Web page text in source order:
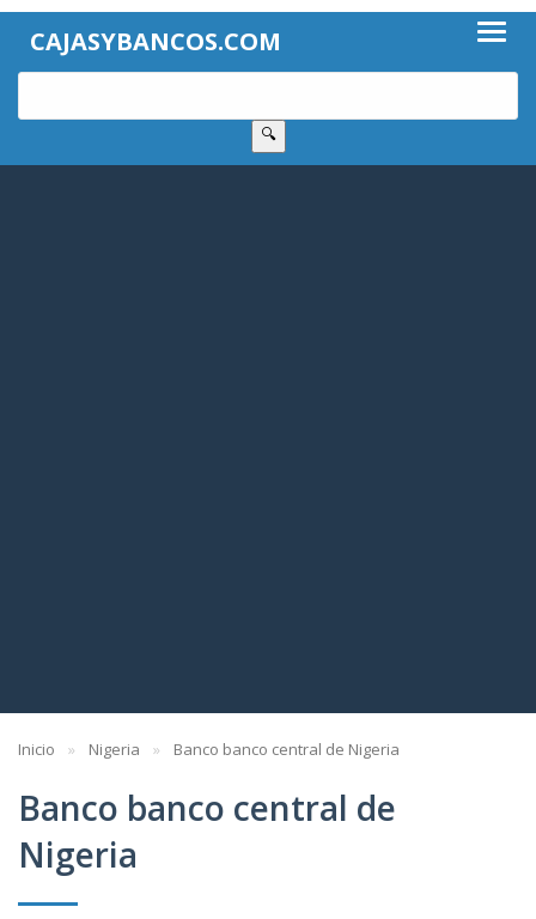
CAJASYBANCOS.COM
🔍
Inicio Nigeria Banco banco central de Nigeria
Banco banco central de
Nigeria